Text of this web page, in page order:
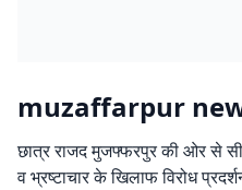
muzaffarpur
छात्र राजद मुजफ्फरपुर की ओर से
व भ्रष्टाचार के खिलाफ विरोध